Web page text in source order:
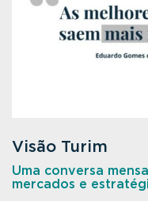
Visão Turim
Uma conversa
mercados e